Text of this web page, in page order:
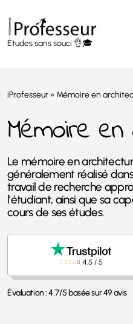
au
contenu
Études sans souci 👌🎓
iProfesseur» Mémoire en
Mémoire
Le mémoire en
généralement réalisé
travail de recherche
l'étudiant, ainsi que sa
cours de ses études.
4,5 / 5
Évaluation :4.7/5 basée sur49avis